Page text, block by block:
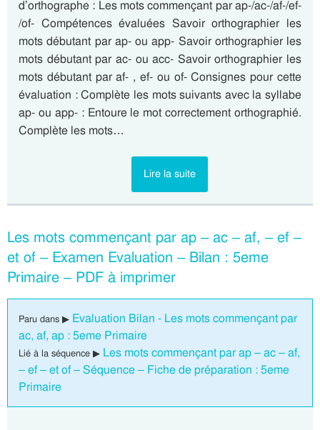
d’orthographe : Les mots commençant par ap-/ac-/af-/ef-
/of- Compétences évaluées Savoir orthographier les
mots débutant par ap- ou app- Savoir orthographier les
mots débutant par ac- ou acc- Savoir orthographier les
mots débutant par af- , ef- ou of- Consignes pour cette
évaluation : Complète les mots suivants avec la syllabe
ap- ou app- : Entoure le mot correctement orthographié.
Complète les mots…
Lire la suite
Les mots commençant par ap – ac – af, – ef –
et of – Examen Evaluation – Bilan : 5eme
Primaire – PDF à imprimer
Paru dans ▶ Evaluation Bilan - Les mots commençant par
ac, af, ap : 5eme Primaire
Lié à la séquence ▶ Les mots commençant par ap – ac – af,
– ef – et of – Séquence – Fiche de préparation : 5eme
Primaire